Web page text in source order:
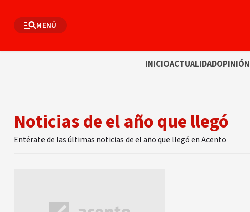
MENÚ
INICIOACTUALIDADOPINIÓN
Noticias de el año que llegó
Entérate de las últimas noticias de el año que llegó en Acento